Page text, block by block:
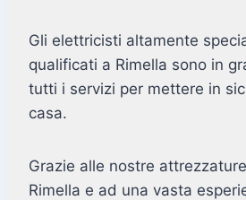
Gli elettricisti altamente
qualificati a Rimella sono in
tutti i servizi per mettere in
casa.
Grazie alle nostre
Rimella e ad una vasta